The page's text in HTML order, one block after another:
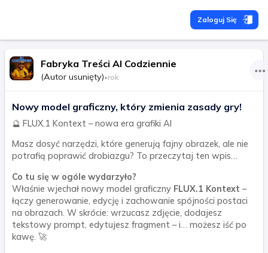
Zaloguj Się
Fabryka Treści AI Codziennie
(Autor usunięty)•rok
Nowy model graficzny, który zmienia zasady gry!
🔮 FLUX.1 Kontext – nowa era grafiki AI
Masz dosyć narzędzi, które generują fajny obrazek, ale nie
potrafią poprawić drobiazgu? To przeczytaj ten wpis…
Co tu się w ogóle wydarzyło?
Właśnie wjechał nowy model graficzny FLUX.1 Kontext –
łączy generowanie, edycję i zachowanie spójności postaci
na obrazach. W skrócie: wrzucasz zdjęcie, dodajesz
tekstowy prompt, edytujesz fragment – i… możesz iść po
kawę. 🚀